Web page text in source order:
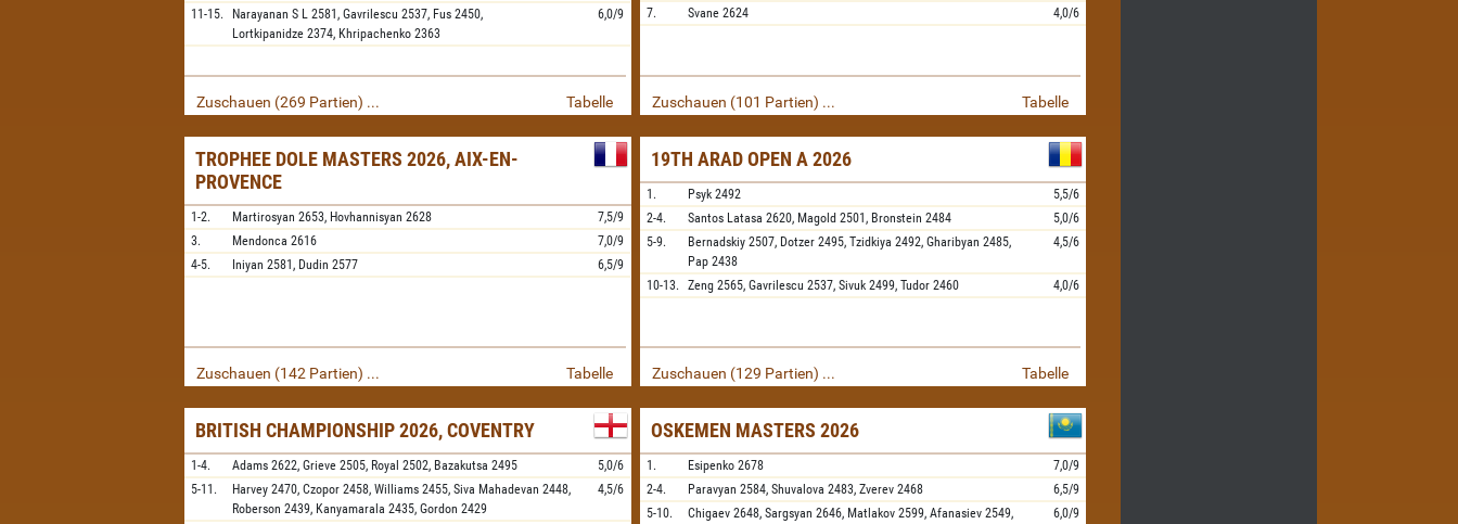
11-15. Narayanan S L 2581,Gavrilescu 2537, Fus 2450,
Lortkipanidze 2374, Khripachenko 2363
6,0/9
Zuschauen (269 Partien) ... Tabelle
7.
Svane 2624 4,0/6
Zuschauen (101 Partien) ... Tabelle
TROPHEE DOLE MASTERS 2026, AIX-EN-
PROVENCE
1-2. Martirosyan 2653, Hovhannisyan 2628
7,5/9
3.
Mendonca 2616
7,0/9
4-5.
Iniyan 2581, Dudin 2577 6,5/9
Zuschauen (142 Partien) ... Tabelle
19TH ARAD OPEN A 2026
1. Psyk 2492
5,5/6
2-4.
Santos Latasa 2620, Magold 2501, Bronstein 2484
5,0/6
5-9.
Bernadskiy 2507, Dotzer 2495, Tzidkiya 2492, Gharibyan 2485,
Pap 2438
4,5/6
10-13. Zeng 2565, Gavrilescu 2537, Sivuk 2499, Tudor 2460 4,0/6
Zuschauen (129 Partien) ... Tabelle
BRITISH CHAMPIONSHIP 2026, COVENTRY
1-4. Adams 2622,Grieve 2505, Royal 2502, Bazakutsa 2495
5,0/6
5-11.
Harvey 2470,Czopor 2458,Williams 2455,Siva Mahadevan 2448,
Roberson 2439, Kanyamarala 2435,Gordon 2429
4,5/6
OSKEMEN MASTERS 2026
1. Esipenko 2678
7,0/9
2-4.
Paravyan 2584, Shuvalova 2483, Zverev 2468
6,5/9
5-10.
Chigaev 2648, Sargsyan 2646, Matlakov 2599, Afanasiev 2549,
6,0/9